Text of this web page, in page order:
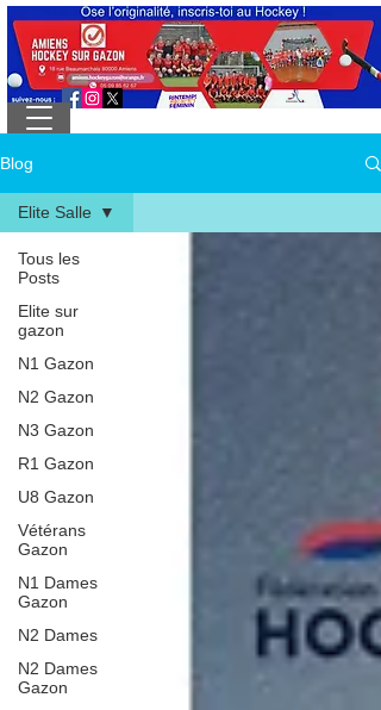
Blog
Tous les
Posts
Elite sur
gazon
N1 Gazon
N2 Gazon
N3 Gazon
R1 Gazon
U8 Gazon
Vétérans
Gazon
N1 Dames
Gazon
N2 Dames
N2 Dames
Gazon
Elite Salle